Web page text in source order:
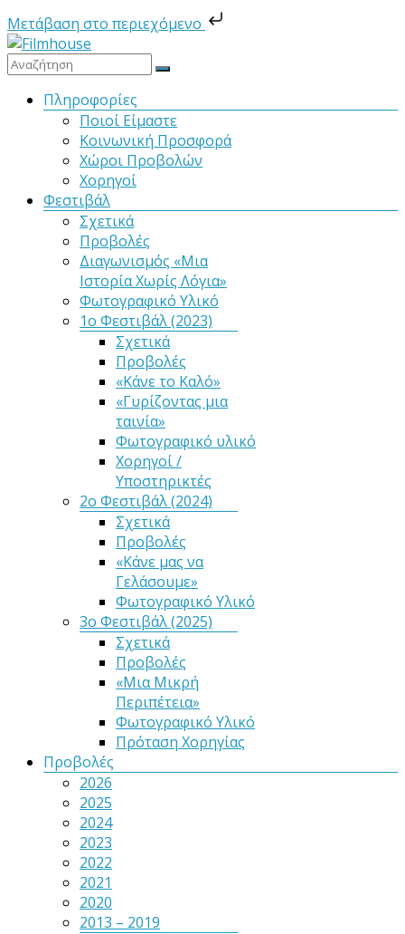
Μετάβαση στο περιεχόμενο
Μετάβαση
στο
Filmhouse
Κινηματογραφική
Καλαμάτας
ΜενούΠληροφορίες
Ποιοί Είμαστε
Κοινωνική Προσφορά
Χώροι Προβολών
Χορηγοί
Φεστιβάλ
Σχετικά
Προβολές
Διαγωνισμός «Μια
Ιστορία Χωρίς Λόγια»
Φωτογραφικό Υλικό
1ο Φεστιβάλ (2023)
Σχετικά
Προβολές
«Κάνε το Καλό»
«Γυρίζοντας μια
ταινία»
Φωτογραφικό υλικό
Χορηγοί /
Υποστηρικτές
2ο Φεστιβάλ (2024)
Σχετικά
Προβολές
«Κάνε μας να
Γελάσουμε»
Φωτογραφικό Υλικό
3ο Φεστιβάλ (2025)
Σχετικά
Προβολές
«Μια Μικρή
Περιπέτεια»
Φωτογραφικό Υλικό
Πρόταση Χορηγίας
Προβολές
2026
2025
2024
2023
2022
2021
2020
2013 – 2019